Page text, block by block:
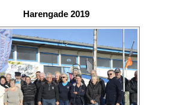
Harengade 2019